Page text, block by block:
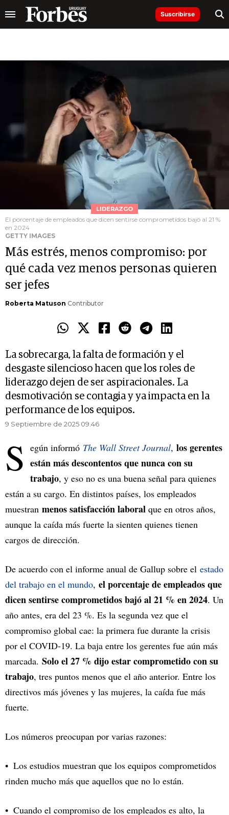
Suscribirse
LIDERAZGO
El porcentaje de empleados que dicen sentirse comprometidos bajó al 21 %
en 2024
GETTY IMAGES
Más estrés, menos compromiso: por
qué cada vez menos personas quieren
ser jefes
Roberta Matuson Contributor
La sobrecarga, la falta de formación y el
desgaste silencioso hacen que los roles de
liderazgo dejen de ser aspiracionales. La
desmotivación se contagia y ya impacta en la
performance de los equipos.
9 Septiembre de 2025 09.46
S egún informó The Wall Street Journal, los gerentes
están más descontentos que nunca con su
trabajo, y eso no es una buena señal para quienes
están a su cargo. En distintos países, los empleados
muestran menos satisfacción laboral que en otros años,
aunque la caída más fuerte la sienten quienes tienen
cargos de dirección.
De acuerdo con el informe anual de Gallup sobre el estado
del trabajo en el mundo, el porcentaje de empleados que
dicen sentirse comprometidos bajó al 21 % en 2024. Un
año antes, era del 23 %. Es la segunda vez que el
compromiso global cae: la primera fue durante la crisis
por el COVID-19. La baja entre los gerentes fue aún más
marcada. Solo el 27 % dijo estar comprometido con su
trabajo, tres puntos menos que el año anterior. Entre los
directivos más jóvenes y las mujeres, la caída fue más
fuerte.
Los números preocupan por varias razones:
Los estudios muestran que los equipos comprometidos
rinden mucho más que aquellos que no lo están.
Cuando el compromiso de los empleados es alto, la